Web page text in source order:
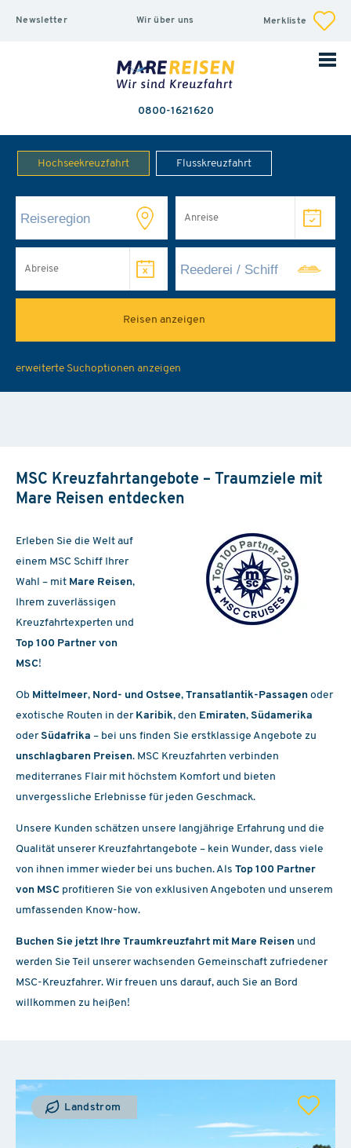
Newsletter Wir über uns Merkliste
0800-1621620
Hochseekreuzfahrt Flusskreuzfahrt
erweiterte Suchoptionen anzeigen
MSC Kreuzfahrtangebote – Traumziele mit
Mare Reisen entdecken
Erleben Sie die Welt auf
einem MSC Schiff Ihrer
Wahl – mit Mare Reisen,
Ihrem zuverlässigen
Kreuzfahrtexperten und
Top 100 Partner von
MSC!
Ob Mittelmeer, Nord- und Ostsee, Transatlantik-Passagen oder
exotische Routen in der Karibik, den Emiraten, Südamerika
oderSüdafrika – bei uns finden Sie erstklassige Angebote zu
unschlagbaren Preisen. MSC Kreuzfahrten verbinden
mediterranes Flair mit höchstem Komfort und bieten
unvergessliche Erlebnisse für jeden Geschmack.
Unsere Kunden schätzen unsere langjährige Erfahrung und die
Qualität unserer Kreuzfahrtangebote – kein Wunder, dass viele
von ihnen immer wieder bei uns buchen. Als Top 100 Partner
von MSC profitieren Sie von exklusiven Angeboten und unserem
umfassenden Know-how.
Buchen Sie jetzt Ihre Traumkreuzfahrt mit Mare Reisen und
werden Sie Teil unserer wachsenden Gemeinschaft zufriedener
MSC-Kreuzfahrer. Wir freuen uns darauf, auch Sie an Bord
willkommen zu heißen!
Landstrom